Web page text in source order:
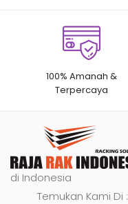
100% Amanah &
Terpercaya
di Indonesia
Temukan Kami Di :